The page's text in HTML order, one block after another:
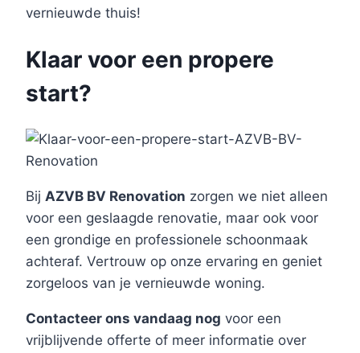
vernieuwde thuis!
Klaar voor een propere
start?
Bij AZVB BV Renovation zorgen we niet alleen
voor een geslaagde renovatie, maar ook voor
een grondige en professionele schoonmaak
achteraf. Vertrouw op onze ervaring en geniet
zorgeloos van je vernieuwde woning.
Contacteer ons vandaag nog voor een
vrijblijvende offerte of meer informatie over